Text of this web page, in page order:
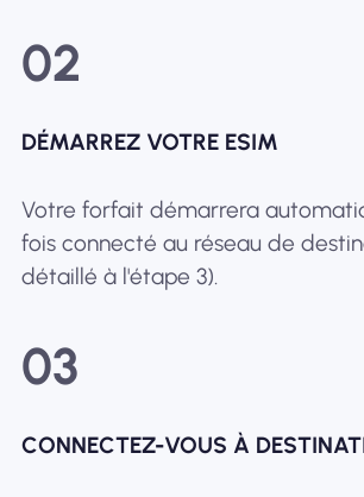
02
DÉMARREZ VOTRE ESIM
Votre forfait démarrera
fois connecté au réseau de
détaillé à l'étape 3).
03
CONNECTEZ-VOUS À